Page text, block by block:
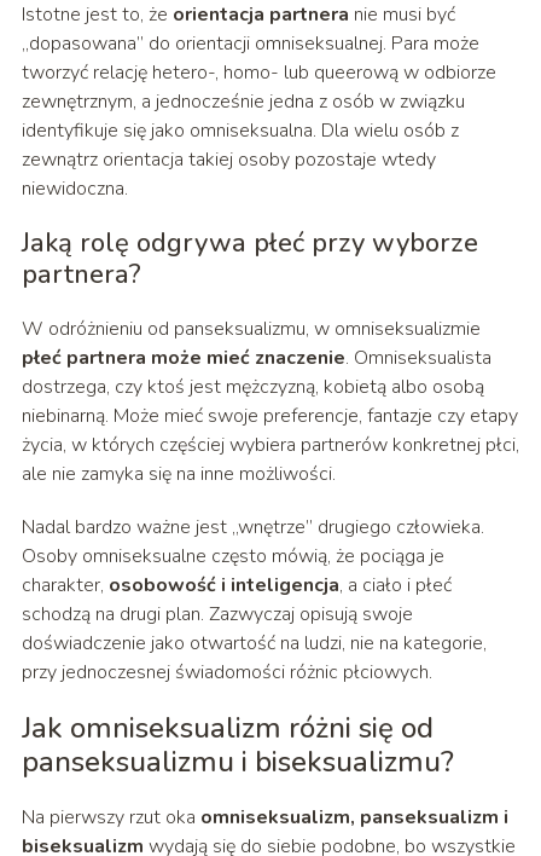
Istotne jest to, że orientacja partnera nie musi być
„dopasowana” do orientacji omniseksualnej. Para może
tworzyć relację hetero-, homo- lub queerową w odbiorze
zewnętrznym, a jednocześnie jedna z osób w związku
identyfikuje się jako omniseksualna. Dla wielu osób z
zewnątrz orientacja takiej osoby pozostaje wtedy
niewidoczna.
Jaką rolę odgrywa płeć przy wyborze
partnera?
W odróżnieniu od panseksualizmu, w omniseksualizmie
płeć partnera może mieć znaczenie. Omniseksualista
dostrzega, czy ktoś jest mężczyzną, kobietą albo osobą
niebinarną. Może mieć swoje preferencje, fantazje czy etapy
życia, w których częściej wybiera partnerów konkretnej płci,
ale nie zamyka się na inne możliwości.
Nadal bardzo ważne jest „wnętrze” drugiego człowieka.
Osoby omniseksualne często mówią, że pociąga je
charakter, osobowość i inteligencja, a ciało i płeć
schodzą na drugi plan. Zazwyczaj opisują swoje
doświadczenie jako otwartość na ludzi, nie na kategorie,
przy jednoczesnej świadomości różnic płciowych.
Jak omniseksualizm różni się od
panseksualizmu i biseksualizmu?
Na pierwszy rzut oka omniseksualizm, panseksualizm i
biseksualizm wydają się do siebie podobne, bo wszystkie